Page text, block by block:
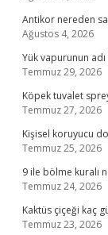
Antikor nereden
Ağustos 4, 2026
Yük vapurunun
Temmuz 29, 2026
Köpek tuvalet
Temmuz 27, 2026
Kişisel koruyucu
Temmuz 25, 2026
9 ile bölme kuralı
Temmuz 24, 2026
Kaktüs çiçeği kaç
Temmuz 23, 2026